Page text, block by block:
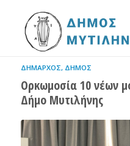
ΔΉΜΑΡΧΟΣ, ΔΉΜΟΣ
Ορκωμοσία 10 νέων
Δήμο Μυτιλήνης